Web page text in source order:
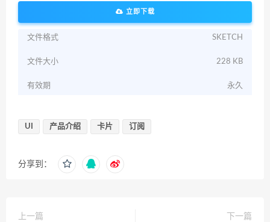
立即下载
文件格式 SKETCH
文件大小 228 KB
有效期 永久
UI 产品介绍 卡片 订阅
分享到：
上一篇
下一篇